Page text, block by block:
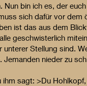
bin ich es, der
sich dafür vor dem
ist das aus dem
geschwisterlich
Stellung sind.
nieder zu
sagt: >Du